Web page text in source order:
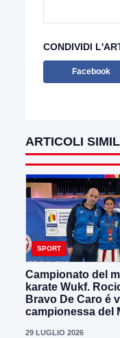
CONDIVIDI
Facebook
ARTICOLI
SPORT
Campionato del
karate Wukf.
Bravo De Caro é
campionessa del
29 LUGLIO 2026